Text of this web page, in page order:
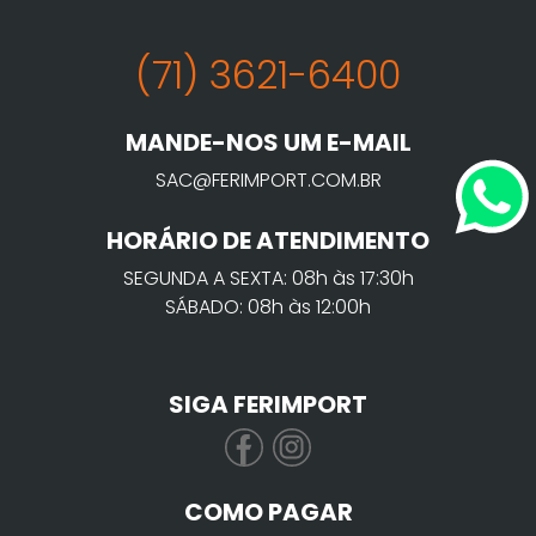
(71) 3621-6400
MANDE-NOS UM E-MAIL
SAC@FERIMPORT.COM.BR
HORÁRIO DE ATENDIMENTO
SEGUNDA A SEXTA: 08h às 17:30h
SÁBADO: 08h às 12:00h
SIGA FERIMPORT
COMO PAGAR